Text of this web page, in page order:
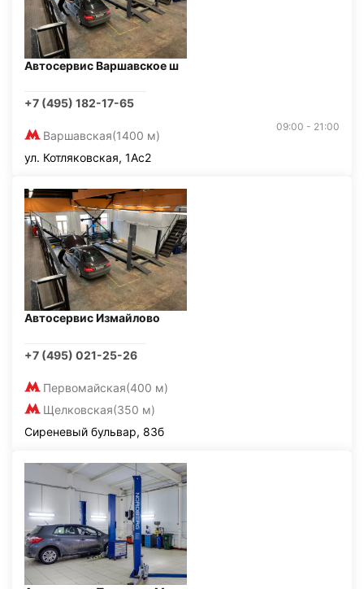
Автосервис Варшавское ш
+7 (495) 182-17-65
Варшавская(1400 м)
09:00 - 21:00
ул. Котляковская, 1Ас2
Автосервис Измайлово
+7 (495) 021-25-26
Первомайская(400 м)
Щелковская(350 м)
Сиреневый бульвар, 83б